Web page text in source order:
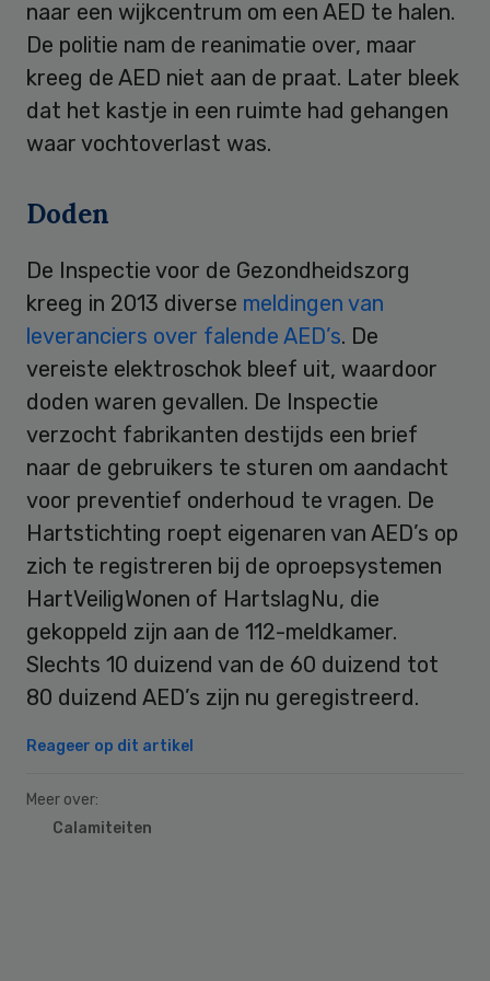
naar een wijkcentrum om een AED te halen.
De politie nam de reanimatie over, maar
kreeg de AED niet aan de praat. Later bleek
dat het kastje in een ruimte had gehangen
waar vochtoverlast was.
Doden
De Inspectie voor de Gezondheidszorg
kreeg in 2013 diverse meldingen van
leveranciers over falende AED’s. De
vereiste elektroschok bleef uit, waardoor
doden waren gevallen. De Inspectie
verzocht fabrikanten destijds een brief
naar de gebruikers te sturen om aandacht
voor preventief onderhoud te vragen. De
Hartstichting roept eigenaren van AED’s op
zich te registreren bij de oproepsystemen
HartVeiligWonen of HartslagNu, die
gekoppeld zijn aan de 112-meldkamer.
Slechts 10 duizend van de 60 duizend tot
80 duizend AED’s zijn nu geregistreerd.
Reageer op dit artikel
Meer over:
Calamiteiten